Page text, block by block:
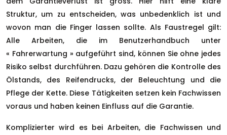
Struktur, um zu entscheiden, was unbedenklich ist und
wovon man die Finger lassen sollte. Als Faustregel gilt:
Alle Arbeiten, die im Benutzerhandbuch unter
« Fahrerwartung » aufgeführt sind, können Sie ohne jedes
Risiko selbst durchführen. Dazu gehören die Kontrolle des
Ölstands, des Reifendrucks, der Beleuchtung und die
Pflege der Kette. Diese Tätigkeiten setzen kein Fachwissen
voraus und haben keinen Einfluss auf die Garantie.
Komplizierter wird es bei Arbeiten, die Fachwissen und